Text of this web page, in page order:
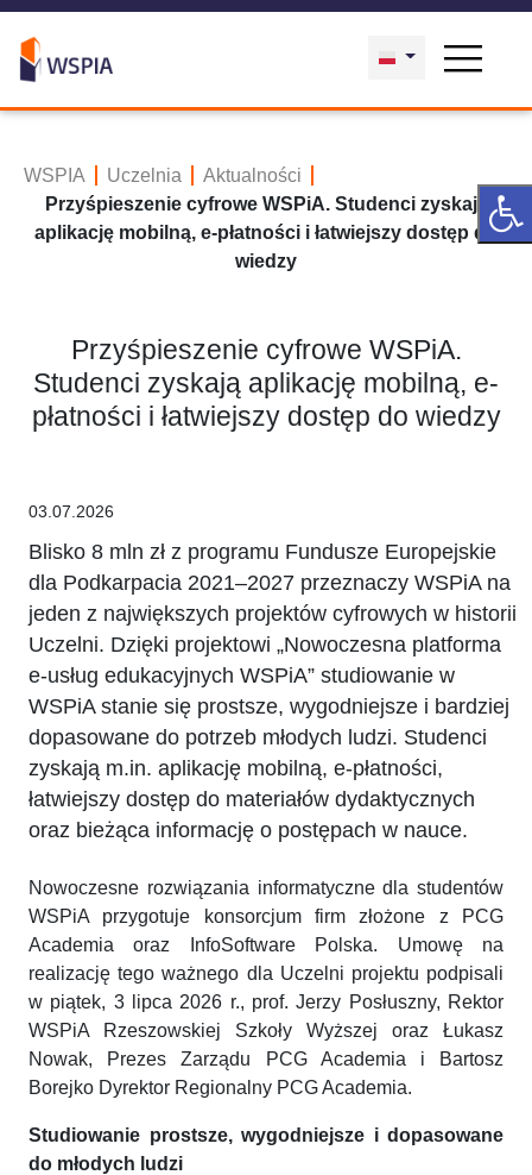
WSPIA Uczelnia
Aktualności
Przyśpieszenie cyfrowe WSPiA. Studenci zyskają
aplikację mobilną, e-płatności i łatwiejszy dostęp do
wiedzy
Przyśpieszenie cyfrowe WSPiA.
Studenci zyskają aplikację mobilną, e-
płatności i łatwiejszy dostęp do wiedzy
03.07.2026
Blisko 8 mln zł z programu Fundusze Europejskie
dla Podkarpacia 2021–2027 przeznaczy WSPiA na
jeden z największych projektów cyfrowych w historii
Uczelni. Dzięki projektowi „Nowoczesna platforma
e-usług edukacyjnych WSPiA” studiowanie w
WSPiA stanie się prostsze, wygodniejsze i bardziej
dopasowane do potrzeb młodych ludzi. Studenci
zyskają m.in. aplikację mobilną, e-płatności,
łatwiejszy dostęp do materiałów dydaktycznych
oraz bieżąca informację o postępach w nauce.
Nowoczesne rozwiązania informatyczne dla studentów
WSPiA przygotuje konsorcjum firm złożone z PCG
Academia oraz InfoSoftware Polska. Umowę na
realizację tego ważnego dla Uczelni projektu podpisali
w piątek, 3 lipca 2026 r., prof. Jerzy Posłuszny, Rektor
WSPiA Rzeszowskiej Szkoły Wyższej oraz Łukasz
Nowak, Prezes Zarządu PCG Academia i Bartosz
Borejko Dyrektor Regionalny PCG Academia.
Studiowanie prostsze, wygodniejsze i dopasowane
do młodych ludzi